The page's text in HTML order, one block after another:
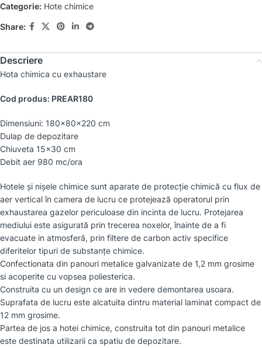
Categorie: Hote chimice
Share:
Descriere
Hota chimica cu exhaustare
Cod produs: PREAR180
Dimensiuni: 180x80x220 cm
Dulap de depozitare
Chiuveta 15×30 cm
Debit aer 980 mc/ora
Hotele și nişele chimice sunt aparate de protecţie chimică cu flux de
aer vertical în camera de lucru ce protejează operatorul prin
exhaustarea gazelor periculoase din incinta de lucru. Protejarea
mediului este asigurată prin trecerea noxelor, înainte de a fi
evacuate in atmosferă, prin filtere de carbon activ specifice
diferitelor tipuri de substanţe chimice.
Confectionata din panouri metalice galvanizate de 1,2 mm grosime
si acoperite cu vopsea poliesterica.
Construita cu un design ce are in vedere demontarea usoara.
Suprafata de lucru este alcatuita dintru material laminat compact de
12 mm grosime.
Partea de jos a hotei chimice, construita tot din panouri metalice
este destinata utilizarii ca spatiu de depozitare.